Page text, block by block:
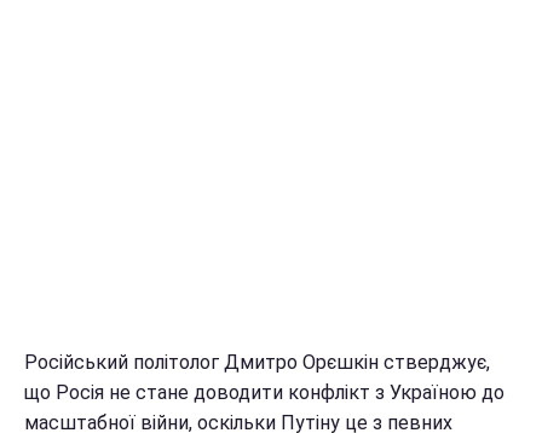
Російський політолог Дмитро Орєшкін стверджує,
що Росія не стане доводити конфлікт з Україною до
масштабної війни, оскільки Путіну це з певних